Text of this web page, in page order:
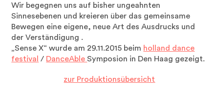
Wir begegnen uns auf bisher ungeahnten
Sinnesebenen und kreieren über das gemeinsame
Bewegen eine eigene, neue Art des Ausdrucks und
der Verständigung .
„Sense X“ wurde am 29.11.2015 beim holland dance
festival / DanceAbleSymposion in Den Haag gezeigt.
zur Produktionsübersicht